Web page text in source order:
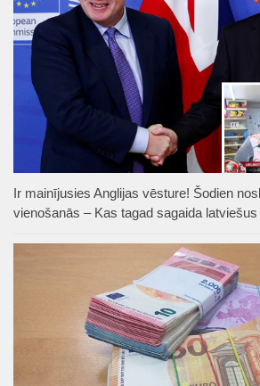
Ir mainījusies Anglijas vēsture! Šodien
vienošanās – Kas tagad sagaida latviešus